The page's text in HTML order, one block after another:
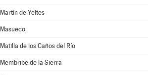
Martín de Yeltes
Masueco
Matilla de los Caños del Río
Membribe de la Sierra